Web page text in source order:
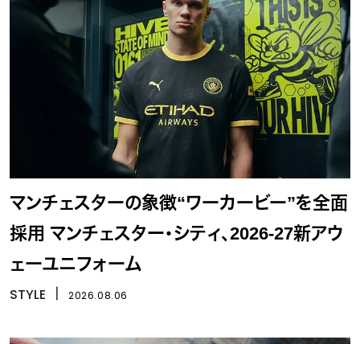
マンチェスターの象徴“ワーカービー”を全面
採用 マンチェスター・シティ、2026-27新アウ
ェーユニフォーム
STYLE 2026.08.06